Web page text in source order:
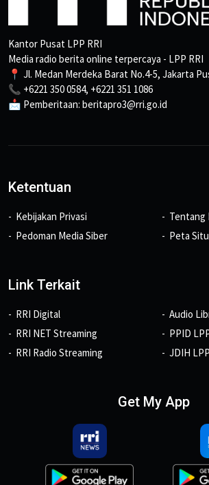
Kantor Pusat LPP RRI
Media radio berita online terpercaya - LPP RRI
📍 Jl. Medan Merdeka Barat No.4-5, Jakarta
📞 +6221 350 0584, +6221 351 1086
📩 Pemberitaan: beritapro3@rri.go.id
Ketentuan
Kebijakan Privasi
Pedoman Media Siber
Tentang
Peta
Link Terkait
RRI Digital
RRI NET Streaming
RRI Radio Streaming
Audio
PPID
JDIH
Get My App